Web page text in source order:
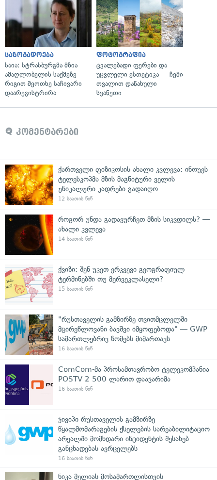
საზოგადოება
საია: სტრასბურგმა მზია
ამაღლობელის საქმეზე
რიგით მეოთხე საჩივარი
დაარეგისტრირა
ფოტოგრაფია
ცვალებადი ფერები და
უცვლელი ესთეტიკა — ჩემი
თვალით დანახული
სვანეთი
კომენტარები
ქართველი ფიზიკოსის ახალი კვლევა: ინოუეს
ტელესკოპმა მზის მაგნიტური ველის
უნიკალური კადრები გადაიღო
12 საათის წინ
როგორ უნდა გადავურჩეთ მზის სიკვდილს? —
ახალი კვლევა
14 საათის წინ
ქვიზი: შენ უკეთ ერკვევი გეოგრაფიულ
ტერმინებში თუ მერვეკლასელი?
15 საათის წინ
"რუსთაველის გამზირზე თვითმცლელში
მცირეწლოვანი ბავშვი იმყოფებოდა" — GWP
სამართლებრივ ზომებს მიმართავს
16 საათის წინ
ComCom-მა პროსამთავრობო ტელეკომპანია
POSTV 2 500 ლარით დააჯარიმა
16 საათის წინ
ჯივიპი რუსთაველის გამზირზე
წყალმომარაგების ქსელების სარეაბილიტაციო
არეალში მომხდარი ინციდენტის შესახებ
განცხადებას ავრცელებს
16 საათის წინ
ნიკა მელიას მოსამართლისთვის